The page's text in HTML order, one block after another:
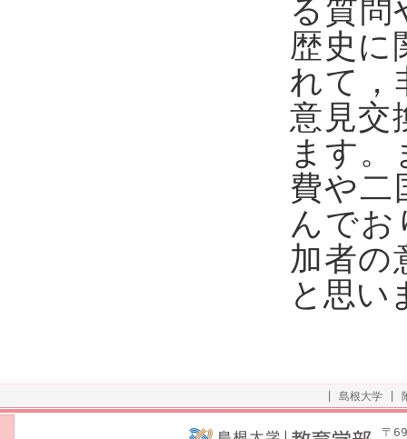
る質問
歴史に
れて，
意見交
ます
費や二
んでお
加者の
と思い
島根大学
〒